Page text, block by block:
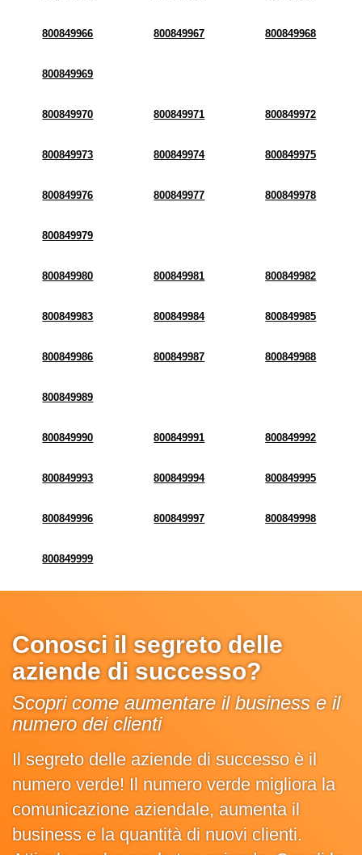
800849966 800849967 800849968
800849969
800849970 800849971 800849972
800849973 800849974 800849975
800849976 800849977 800849978
800849979
800849980 800849981 800849982
800849983 800849984 800849985
800849986 800849987 800849988
800849989
800849990 800849991 800849992
800849993 800849994 800849995
800849996 800849997 800849998
800849999
Conosci il segreto delle
aziende di successo?
Scopri come aumentare il business e il
numero dei clienti
Il segreto delle aziende di successo è il
numero verde! Il numero verde migliora la
comunicazione aziendale, aumenta il
business e la quantità di nuovi clienti.